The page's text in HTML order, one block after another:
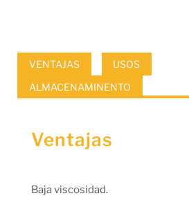
VENTAJAS
USOS
ALMACENAMINENTO
Ventajas
Baja viscosidad.